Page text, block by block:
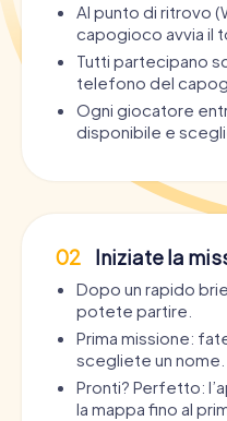
Al punto di ritrovo
capogioco avvia il
Tutti partecipano
telefono del
Ogni giocatore
disponibile e
02 Iniziate la
Dopo un rapido
potete partire.
Prima missione:
scegliete un nome.
Pronti? Perfetto:
la mappa fino al